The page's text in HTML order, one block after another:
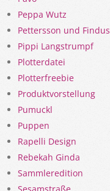
Peppa Wutz
Pettersson und Findus
Pippi Langstrumpf
Plotterdatei
Plotterfreebie
Produktvorstellung
Pumuckl
Puppen
Rapelli Design
Rebekah Ginda
Sammleredition